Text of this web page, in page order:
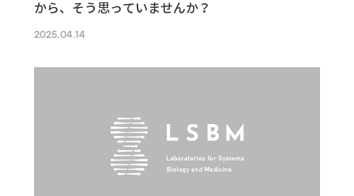
から、そう思っていませんか？
2025.04.14